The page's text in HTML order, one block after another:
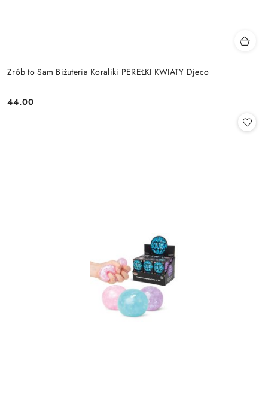
Zrób to Sam Biżuteria Koraliki PEREŁKI KWIATY Djeco
Cena:
44.00